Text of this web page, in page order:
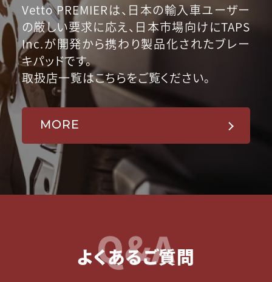
Vetto PREMIERは、日本の輸入車ユーザー
の厳しい要求に応え、日本市場向けにTAPS
Inc.が開発から携わり製品化されたブレー
キパッドです。
取扱店一覧はこちらをご覧ください。
MORE
Q&A
よくあるご質問